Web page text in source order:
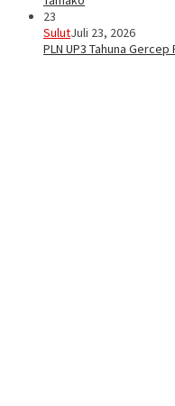
23
SulutJuli 23, 2026
PLN UP3 Tahuna